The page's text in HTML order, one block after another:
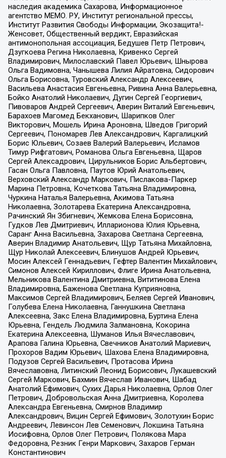
наследия академика Сахарова, Информационное
агентство МЕМО. РУ, Институт региональной прессы,
Институт Развития Свободы Информации, Экозащита!-
Женсовет, Общественный вердикт, Евразийская
антимонопольная ассоциация, Бедушев Петр Петрович,
Дзугкоева Регина Николаевна, Кривенко Сергей
Владимирович, Милославский Павел Юрьевич, Шнырова
Ольга Вадимовна, Чанышева Лилия Айратовна, Сидорович
Ольга Борисовна, Туровский Александр Алексеевич,
Васильева Анастасия Евгеньевна, Ривина Анна Валерьевна,
Бойко Анатолий Николаевич, Дугин Сергей Георгиевич,
Пивоваров Андрей Сергеевич, Аверин Виталий Евгеньевич,
Барахоев Магомед Бекханович, Шарипков Олег
Викторович, Мошель Ирина Ароновна, Шведов Григорий
Сергеевич, Пономарев Лев Александрович, Каргалицкий
Борис Юльевич, Созаев Валерий Валерьевич, Исламов
Тимур Рифгатович, Романова Ольга Евгеньевна, Щаров
Сергей Алексадрович, Цирульников Борис Альбертович,
Гасан Ольга Павловна, Паутов Юрий Анатольевич,
Верховский Александр Маркович, Пислакова-Паркер
Марина Петровна, Кочеткова Татьяна Владимировна,
Чуркина Наталья Валерьевна, Акимова Татьяна
Николаевна, Золотарева Екатерина Александровна,
Рачинский Ян Збигневич, Жемкова Елена Борисовна,
Гудков Лев Дмитриевич, Илларионова Юлия Юрьевна,
Саранг Анна Васильевна, Захарова Светлана Сергеевна,
Аверин Владимир Анатольевич, Щур Татьяна Михайловна,
Щур Николай Алексеевич, Блинушов Андрей Юрьевич,
Мосин Алексей Геннадьевич, Гефтер Валентин Михайлович,
Симонов Алексей Кириллович, Флиге Ирина Анатольевна,
Мельникова Валентина Дмитриевна, Вититинова Елена
Владимировна, Баженова Светлана Куприяновна,
Максимов Сергей Владимирович, Беляев Сергей Иванович,
Голубева Елена Николаевна, Ганнушкина Светлана
Алексеевна, Закс Елена Владимировна, Буртина Елена
Юрьевна, Гендель Людмила Залмановна, Кокорина
Екатерина Алексеевна, Шуманов Илья Вячеславович,
Арапова Галина Юрьевна, Свечников Анатолий Мариевич,
Прохоров Вадим Юрьевич, Шахова Елена Владимировна,
Подузов Сергей Васильевич, Протасова Ирина
Вячеславовна, Литинский Леонид Борисович, Лукашевский
Сергей Маркович, Бахмин Вячеслав Иванович, Шабад
Анатолий Ефимович, Сухих Дарья Николаевна, Орлов Олег
Петрович, Добровольская Анна Дмитриевна, Королева
Александра Евгеньевна, Смирнов Владимир
Александрович, Вицин Сергей Ефимович, Золотухин Борис
Андреевич, Левинсон Лев Семенович, Локшина Татьяна
Иосифовна, Орлов Олег Петрович, Полякова Мара
Федоровна, Резник Генри Маркович, Захаров Герман
Константинович